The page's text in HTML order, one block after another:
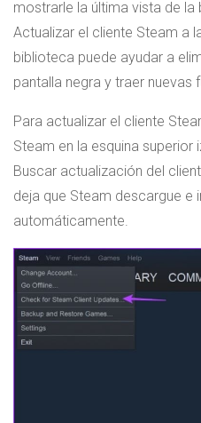
mostrarle la última vista de
Actualizar el cliente Steam a
biblioteca puede ayudar a
pantalla negra y traer nuevas
Para actualizar el cliente
Steam en la esquina superior
Buscar actualización del
deja que Steam descargue e
automáticamente.